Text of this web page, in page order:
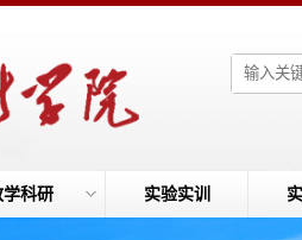
学科研 实验实训